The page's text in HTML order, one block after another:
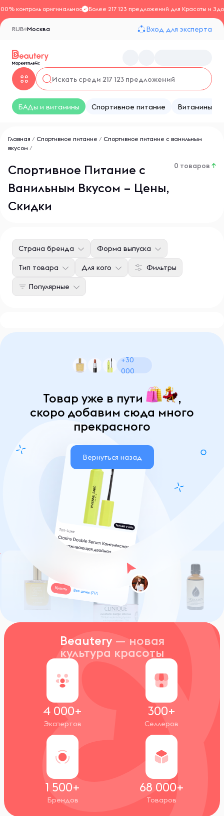
контроль оригинальностиБолее 217 123 предложений для Красоты и
Москва
RUB Вход для эксперта
БАДы и витамины Спортивное питание Витамины
Главная / Спортивное питание / Спортивное питание с ванильным
вкусом /
Спортивное Питание с
Ванильным Вкусом – Цены,
Скидки
0 товаров ↑
Фильтры
Страна бренда Форма выпуска
Тип товара Для кого
Популярные
+30
000
Товар уже в пути
,
скоро добавим сюда много
прекрасного
Вернуться назад
Beautery — новая
культура красоты
4 000+
Экспертов
300+
Селлеров
1 500+
Брендов
68 000+
Товаров